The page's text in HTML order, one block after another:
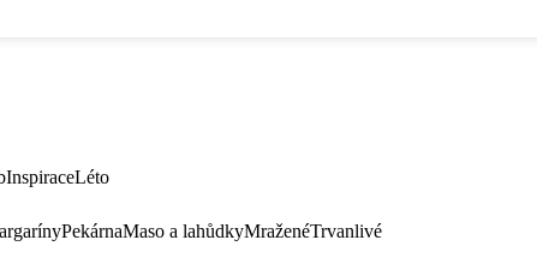
InspiraceLéto
PekárnaMaso a lahůdkyMraženéTrvanlivé